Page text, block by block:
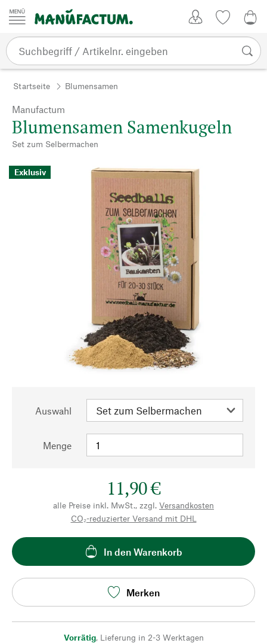
Zum Inhalt springen
Startseite Blumensamen
Manufactum
Blumensamen Samenkugeln
Set zum Selbermachen
Exklusiv
Auswahl
Menge
11,90 €
alle Preise inkl. MwSt., zzgl. Versandkosten
CO₂-reduzierter Versand mit DHL
In den Warenkorb
Merken
Vorrätig, Lieferung in 2-3 Werktagen